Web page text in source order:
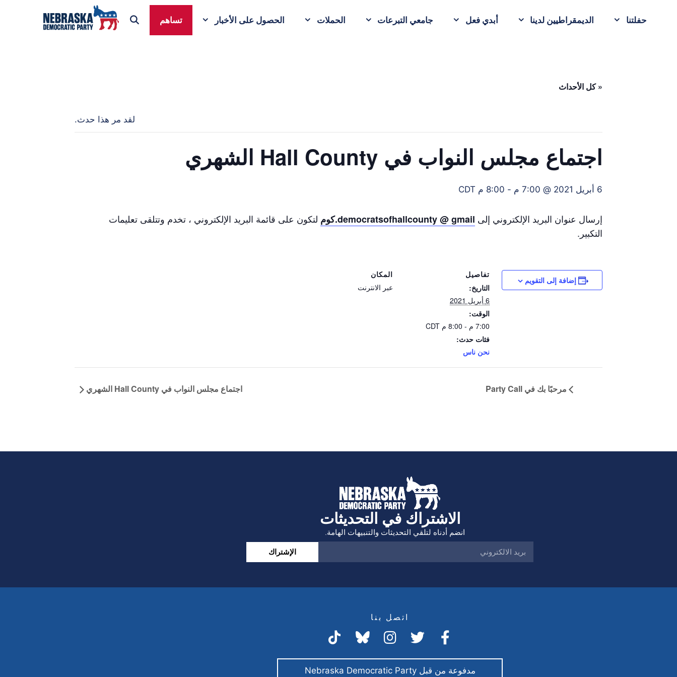
حفلتنا الديمقراطيين لدينا أبدي فعل جامعي التبرعات الحملات الحصول على الأخبار تساهم
« كل الأحداث
لقد مر هذا حدث.
اجتماع مجلس النواب في Hall County الشهري
6 أبريل 2021 @ 7:00 م - 8:00 م CDT
إرسال عنوان البريد الإلكتروني إلى democratsofhallcounty @ gmail.كوم لتكون على قائمة البريد الإلكتروني ، تخدم وتتلقى تعليمات
التكبير.
إضافة إلى التقويم
تفاصيل
التاريخ:
6 أبريل 2021
الوقت:
7:00 م - 8:00 م
CDT
فئات حدث:
نحن ناس
المكان
عبر الانترنت
مرحبًا بك في Party Call اجتماع مجلس النواب في Hall County الشهري
الاشتراك في التحديثات
انضم أدناه لتلقي التحديثات والتنبيهات الهامة.
الإشتراك
اتصل بنا
مدفوعة من قبل Nebraska Democratic Party